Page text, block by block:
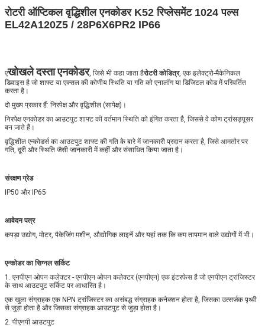
रोटरी ऑप्टिकल वृद्धिशील एनकोडर K52 रिप्लेसमेंट 1024 पल्स
EL42A120Z5 / 28P6X6PR2 IP66
एखोखले दस्ता एनकोडर, जिसे भी कहा जाता हैरोटरी कोडित्र, एक इलेक्ट्रो-मैकेनिकल
डिवाइस है जो शाफ्ट या एक्सल की कोणीय स्थिति या गति को एनालॉग या डिजिटल कोड में परिवर्तित
करता है।
दो मुख्य प्रकार हैं: निरपेक्ष और वृद्धिशील (सापेक्ष)।
निरपेक्ष एनकोडर का आउटपुट शाफ्ट की वर्तमान स्थिति को इंगित करता है, जिससे वे कोण ट्रांसड्यूसर
बन जाते हैं।
वृद्धिशील एन्कोडर्स का आउटपुट शाफ्ट की गति के बारे में जानकारी प्रदान करता है, जिसे आमतौर पर
गति, दूरी और स्थिति जैसी जानकारी में कहीं और संसाधित किया जाता है।
संरक्षण ग्रेड
IP50 और IP65
आवेदन पत्र
कपड़ा उद्योग, मोटर, पैकेजिंग मशीन, औद्योगिक लाइनें और यहां तक ​​कि कम तापमान वाले उद्योगों में भी।
एन्कोडर का सिग्नल सर्किट
1. एनपीएन ओपन कलेक्टर - एनपीएन ओपन कलेक्टर (एनपीएन) एक इंटरफेस है जो एनपीएन ट्रांजिस्टर
के साथ आउटपुट सर्किट पर आधारित है।
एक खुला संग्राहक एक NPN ट्रांजिस्टर का असंबद्ध संग्राहक कनेक्शन होता है, जिसका उत्सर्जक पृथ्वी
से जुड़ा होता है और जिसका संग्राहक आउटपुट से जुड़ा होता है।
2. पीएनपी आउटपुट